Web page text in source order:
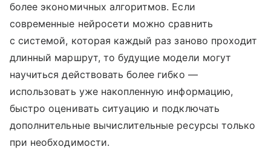
более экономичных алгоритмов. Если
современные нейросети можно сравнить
с системой, которая каждый раз заново проходит
длинный маршрут, то будущие модели могут
научиться действовать более гибко —
использовать уже накопленную информацию,
быстро оценивать ситуацию и подключать
дополнительные вычислительные ресурсы только
при необходимости.